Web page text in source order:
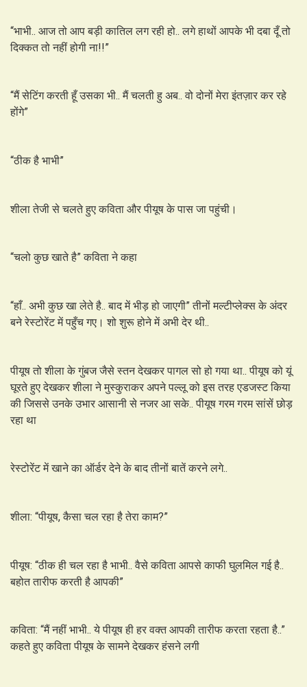
“भाभी.. आज तो आप बड़ी कातिल लग रही हो.. लगे हाथों आपके भी दबा दूँ तो
दिक्कत तो नहीं होगी ना!!”
“मैं सेटिंग करती हूँ उसका भी.. मैं चलती हु अब.. वो दोनों मेरा इंतज़ार कर रहे
होंगे”
“ठीक है भाभी”
शीला तेजी से चलते हुए कविता और पीयूष के पास जा पहुंची।
“चलो कुछ खाते है” कविता ने कहा
“हाँ.. अभी कुछ खा लेते है.. बाद में भीड़ हो जाएगी” तीनों मल्टीप्लेक्स के अंदर
बने रेस्टोरेंट में पहुँच गए। शो शुरू होने में अभी देर थी..
पीयूष तो शीला के गुंबज जैसे स्तन देखकर पागल सो हो गया था.. पीयूष को यूं
घूरते हुए देखकर शीला ने मुस्कुराकर अपने पल्लू को इस तरह एडजस्ट किया
की जिससे उनके उभार आसानी से नजर आ सके.. पीयूष गरम गरम सांसें छोड़
रहा था
रेस्टोरेंट में खाने का ऑर्डर देने के बाद तीनों बातें करने लगे..
शीला: “पीयूष, कैसा चल रहा है तेरा काम?”
पीयूष: “ठीक ही चल रहा है भाभी.. वैसे कविता आपसे काफी घुलमिल गई है..
बहोत तारीफ करती है आपकी”
कविता: “मैं नहीं भाभी.. ये पीयूष ही हर वक्त आपकी तारीफ करता रहता है..”
कहते हुए कविता पीयूष के सामने देखकर हंसने लगी